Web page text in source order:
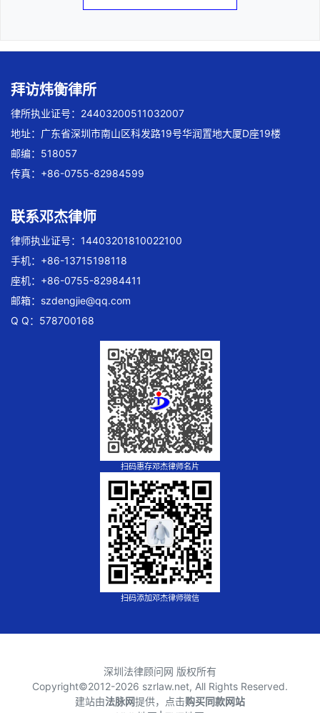
拜访炜衡律所
律所执业证号：24403200511032007
地址：广东省深圳市南山区科发路19号华润置地大厦D座19楼
邮编：518057
传真：+86-0755-82984599
联系邓杰律师
律师执业证号：14403201810022100
手机：+86-13715198118
座机：+86-0755-82984411
邮箱： szdengjie@qq.com
Q Q：578700168
扫码惠存邓杰律师名片
扫码添加邓杰律师微信
深圳法律顾问网 版权所有
Copyright©2012-2026 szrlaw.net, All Rights Reserved.
建站由法脉网提供，点击购买同款网站